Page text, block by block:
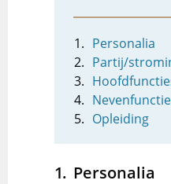
Personalia
Partij/
Opleiding
Personalia